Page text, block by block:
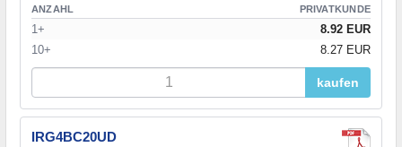
ANZAHL PRIVATKUNDE
1+
8.92 EUR
10+
8.27 EUR
kaufen
IRG4BC20UD